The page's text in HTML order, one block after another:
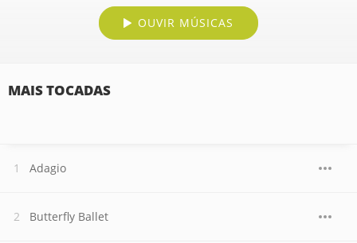
OUVIR MÚSICAS
MAIS TOCADAS
Adagio
Butterfly Ballet